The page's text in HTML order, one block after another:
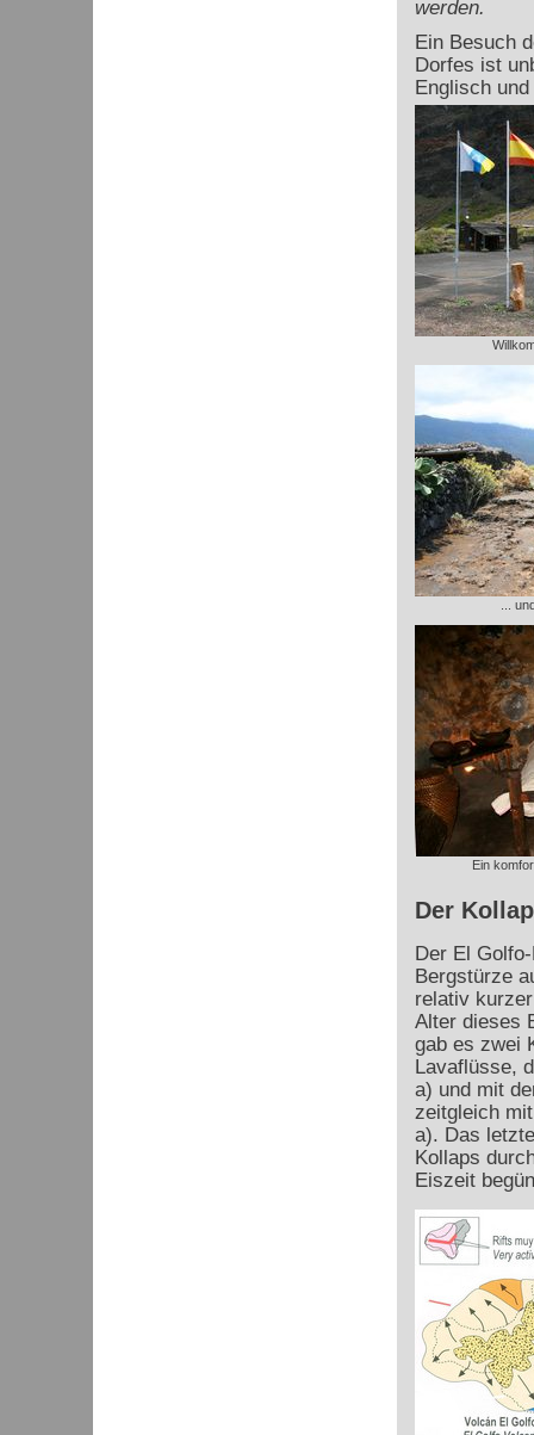
werden.
Ein Besuch
Dorfes ist
Englisch
...
Ein
Der
Der El
Bergstürze
relativ
Alter dieses
gab es zwei
Lavaflüsse,
a) und mit
zeitgleich
a). Das
Kollaps
Eiszeit